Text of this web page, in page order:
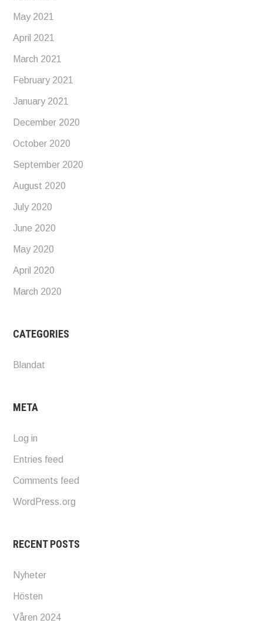
May 2021
April 2021
March 2021
February 2021
January 2021
December 2020
October 2020
September 2020
August 2020
July 2020
June 2020
May 2020
April 2020
March 2020
CATEGORIES
Blandat
META
Log in
Entries feed
Comments feed
WordPress.org
RECENT POSTS
Nyheter
Hösten
Våren 2024